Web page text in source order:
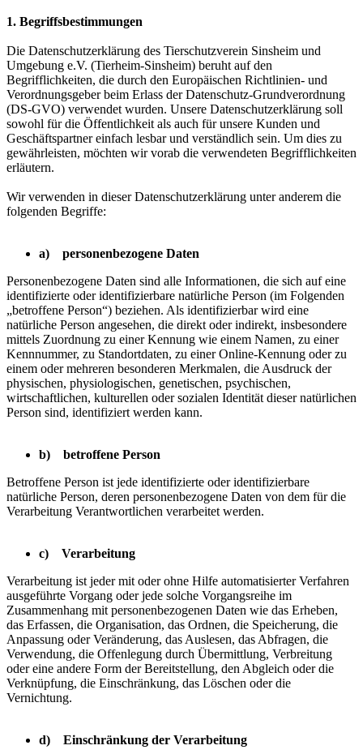
1. Begriffsbestimmungen
Die Datenschutzerklärung des Tierschutzverein Sinsheim und
Umgebung e.V. (Tierheim-Sinsheim) beruht auf den
Begrifflichkeiten, die durch den Europäischen Richtlinien- und
Verordnungsgeber beim Erlass der Datenschutz-Grundverordnung
(DS-GVO) verwendet wurden. Unsere Datenschutzerklärung soll
sowohl für die Öffentlichkeit als auch für unsere Kunden und
Geschäftspartner einfach lesbar und verständlich sein. Um dies zu
gewährleisten, möchten wir vorab die verwendeten Begrifflichkeiten
erläutern.
Wir verwenden in dieser Datenschutzerklärung unter anderem die
folgenden Begriffe:
a) personenbezogene Daten
Personenbezogene Daten sind alle Informationen, die sich auf eine
identifizierte oder identifizierbare natürliche Person (im Folgenden
„betroffene Person“) beziehen. Als identifizierbar wird eine
natürliche Person angesehen, die direkt oder indirekt, insbesondere
mittels Zuordnung zu einer Kennung wie einem Namen, zu einer
Kennnummer, zu Standortdaten, zu einer Online-Kennung oder zu
einem oder mehreren besonderen Merkmalen, die Ausdruck der
physischen, physiologischen, genetischen, psychischen,
wirtschaftlichen, kulturellen oder sozialen Identität dieser natürlichen
Person sind, identifiziert werden kann.
b) betroffene Person
Betroffene Person ist jede identifizierte oder identifizierbare
natürliche Person, deren personenbezogene Daten von dem für die
Verarbeitung Verantwortlichen verarbeitet werden.
c) Verarbeitung
Verarbeitung ist jeder mit oder ohne Hilfe automatisierter Verfahren
ausgeführte Vorgang oder jede solche Vorgangsreihe im
Zusammenhang mit personenbezogenen Daten wie das Erheben,
das Erfassen, die Organisation, das Ordnen, die Speicherung, die
Anpassung oder Veränderung, das Auslesen, das Abfragen, die
Verwendung, die Offenlegung durch Übermittlung, Verbreitung
oder eine andere Form der Bereitstellung, den Abgleich oder die
Verknüpfung, die Einschränkung, das Löschen oder die
Vernichtung.
d) Einschränkung der Verarbeitung